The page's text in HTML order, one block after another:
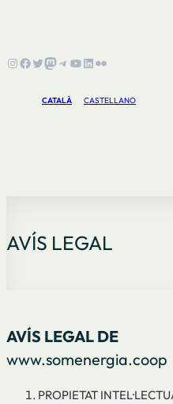
Instagram
Facebook
Twitter
Mastodon
Telegram
YouTube
LinkedIn
Flickr
CATALÀ CASTELLANO
AVÍS LEGAL
AVÍS LEGAL DE
www.somenergia.coop
PROPIETAT